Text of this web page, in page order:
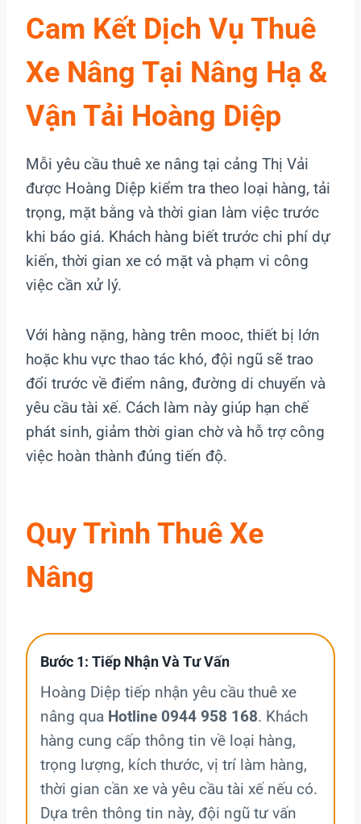
Cam Kết Dịch Vụ Thuê
Xe Nâng Tại Nâng Hạ &
Vận Tải Hoàng Diệp
Mỗi yêu cầu thuê xe nâng tại cảng Thị Vải
được Hoàng Diệp kiểm tra theo loại hàng, tải
trọng, mặt bằng và thời gian làm việc trước
khi báo giá. Khách hàng biết trước chi phí dự
kiến, thời gian xe có mặt và phạm vi công
việc cần xử lý.
Với hàng nặng, hàng trên mooc, thiết bị lớn
hoặc khu vực thao tác khó, đội ngũ sẽ trao
đổi trước về điểm nâng, đường di chuyển và
yêu cầu tài xế. Cách làm này giúp hạn chế
phát sinh, giảm thời gian chờ và hỗ trợ công
việc hoàn thành đúng tiến độ.
Quy Trình Thuê Xe
Nâng
Bước 1: Tiếp Nhận Và Tư Vấn
Hoàng Diệp tiếp nhận yêu cầu thuê xe
nâng qua Hotline 0944 958 168. Khách
hàng cung cấp thông tin về loại hàng,
trọng lượng, kích thước, vị trí làm hàng,
thời gian cần xe và yêu cầu tài xế nếu có.
Dựa trên thông tin này, đội ngũ tư vấn